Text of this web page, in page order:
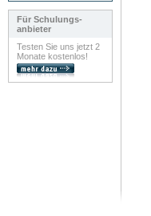
Für Schulungs-
anbieter
Testen Sie uns jetzt 2
Monate kostenlos!